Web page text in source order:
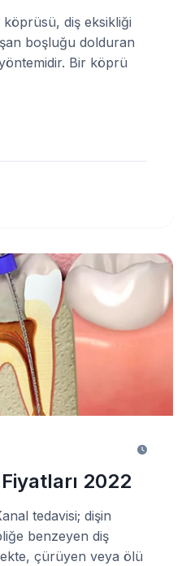
diş eksikliği
boşluğu dolduran
Bir köprü
2022
tedavisi; dişin
benzeyen diş
çürüyen veya ölü